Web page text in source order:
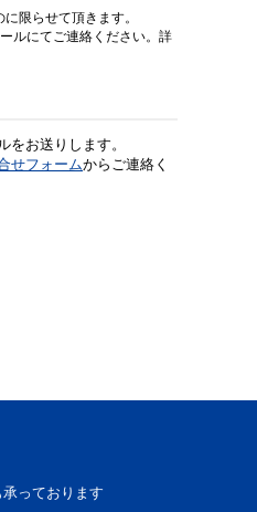
限らせて頂きます。
ルにてご連絡ください。詳
をお送りします。
せフォームからご連絡く
っております